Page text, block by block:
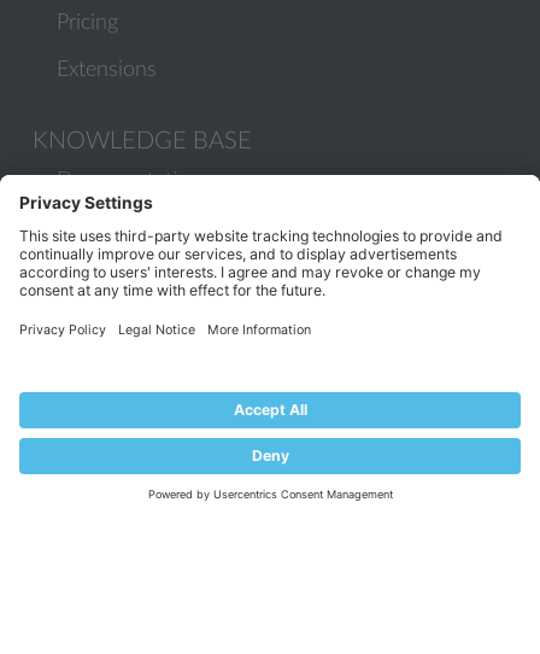
Pricing
Extensions
KNOWLEDGE BASE
Documentation
Help Center
Migrate to Plesk
Contact Us
PROGRAMS
Contributor Program